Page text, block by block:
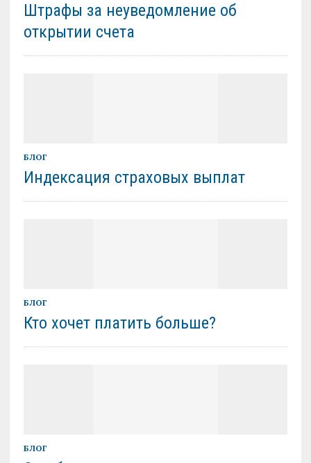
Штрафы за неуведомление об
открытии счета
БЛОГ
Индексация страховых выплат
БЛОГ
Кто хочет платить больше?
БЛОГ